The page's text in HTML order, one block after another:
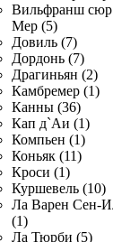
Вильфранш сюр
Мер (5)
Довиль (7)
Дордонь (7)
Драгиньян (2)
Камбремер (1)
Канны (36)
Кап д`Аи (1)
Компьен (1)
Коньяк (11)
Кроси (1)
Куршевель (10)
Ла Варен Сен-
(1)
Ла Тюрби (5)